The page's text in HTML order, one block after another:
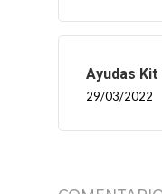
Ayudas Kit
29/03/2022